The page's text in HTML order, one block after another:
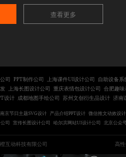
查看更多
司 PPT制作公司 上海课件UI设计公司
自助设备系
上海长图设计公司 重庆表情包设计公司
合肥趣味
设计 成都地图手绘公司 苏州文创衍生品设计 济南
南京节日主题SVG设计 产品介绍PPT设计 微信推文动效设计
司
宣传长图设计公司 哈尔滨网站UI设计公司 北京公众
互动科技有限公司 高